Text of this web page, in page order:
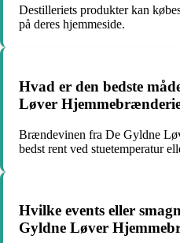
Destilleriets produkter kan
på deres hjemmeside.
Hvad er den bedste
Løver
Brændevinen fra De Gyldne
bedst rent ved stuetemperatur
Hvilke events eller
Gyldne Løver